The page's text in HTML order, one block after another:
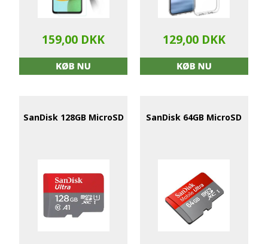
159,00 DKK 129,00 DKK
SanDisk 128GB MicroSD SanDisk 64GB MicroSD